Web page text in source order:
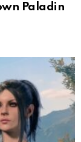
Paladin